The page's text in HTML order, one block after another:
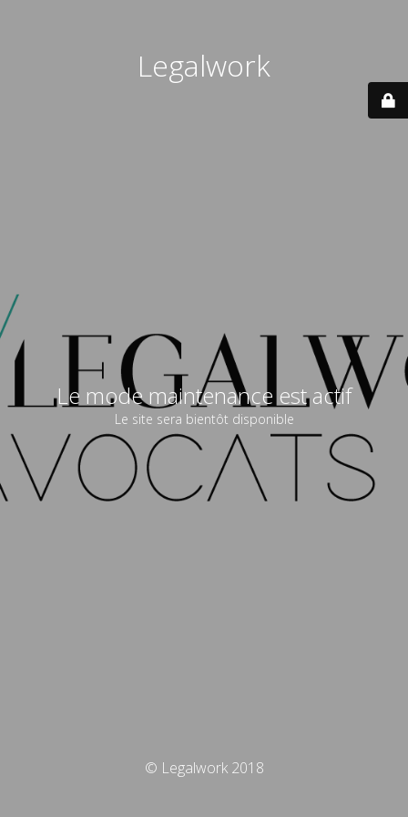
Legalwork
Le mode maintenance est actif
Le site sera bientôt disponible
© Legalwork 2018